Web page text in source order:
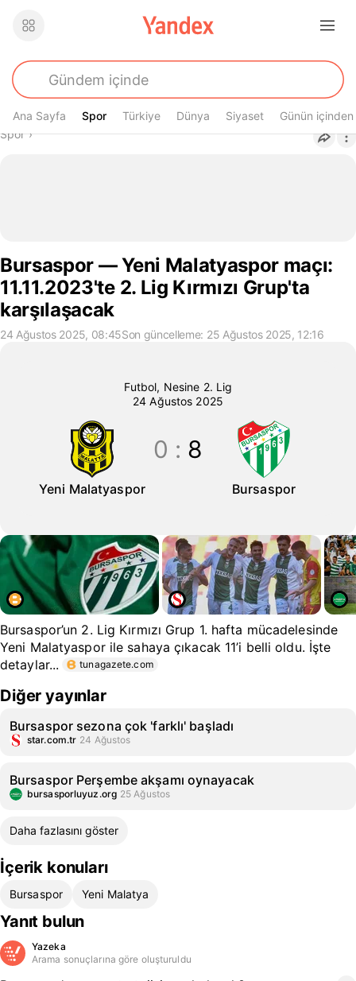
Ana Sayfa Spor
Spor Türkiye Dünya Siyaset Günün içinden
Buradasın
Spor›
Bursaspor — Yeni Malatyaspor maçı:
11.11.2023'te 2. Lig Kırmızı Grup'ta
karşılaşacak
24 Ağustos 2025, 08:45Son güncelleme: 25 Ağustos 2025, 12:16
Yeni Malatyaspor-Bursaspor
Futbol, Nesine 2. Lig
24 Ağustos 2025
Yeni Malatyaspor
0 : 8
Bursaspor
Bursaspor’un 2. Lig Kırmızı Grup 1. hafta mücadelesinde
Yeni Malatyaspor ile sahaya çıkacak 11’i belli oldu. İşte
detaylar...
tunagazete.com
Diğer yayınlar
Bursaspor sezona çok 'farklı' başladı
star.com.tr 24 Ağustos
Bursaspor Perşembe akşamı oynayacak
bursasporluyuz.org 25 Ağustos
Daha fazlasını göster
İçerik konuları
Bursaspor Yeni Malatya
Yanıt bulun
Yazeka
Arama sonuçlarına göre oluşturuldu